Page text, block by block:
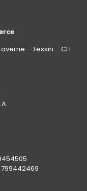
– Tessin – CH
799442469